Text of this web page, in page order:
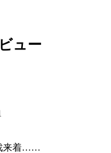
ュー
来着……